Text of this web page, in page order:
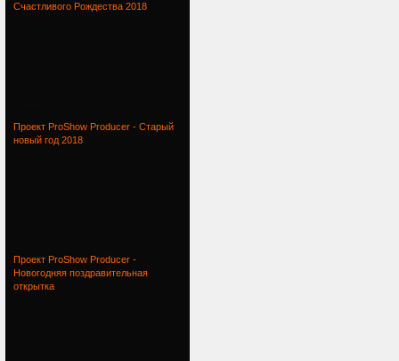
Счастливого Рождества 2018
Проект ProShow Producer - Старый
новый год 2018
Проект ProShow Producer -
Новогодняя поздравительная
открытка